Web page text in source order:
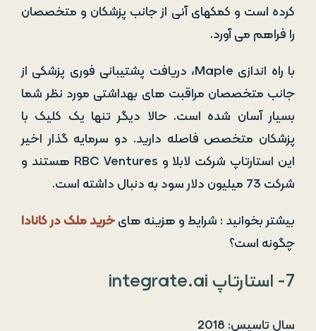
کرده است و کمکهای آنی از جانب پزشکان و متخصصان
را فراهم می آورد.
با راه اندازی Maple، دریافت پشتیبانی فوری پزشکی از
جانب متخصصان مراقبت های بهداشتی مورد نظر شما
بسیار آسان شده است. حالا دیگر تنها یک کلیک با
پزشکان متخصص فاصله دارید. دو سرمایه گذار اخیر
این استارتاپ شرکت لابلا و RBC Ventures هستند و
شرکت 73 میلیون دلار سود به دنبال داشته است.
بیشتر بخوانید : شرایط و هزینه هایخرید ملک در کانادا
چگونه است؟
7- استارتاپ integrate.ai
سال تاسیس: 2018